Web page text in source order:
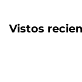
Vistos